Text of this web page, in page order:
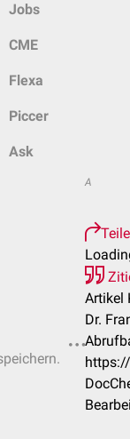
Jobs
CME
Flexa
Piccer
Ask
A
Artikel
Dr.